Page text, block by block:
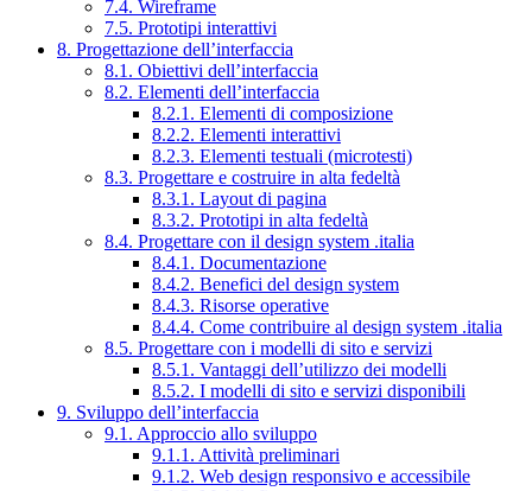
7.4. Wireframe
7.5. Prototipi interattivi
8. Progettazione dell’interfaccia
8.1. Obiettivi dell’interfaccia
8.2. Elementi dell’interfaccia
8.2.1. Elementi di composizione
8.2.2. Elementi interattivi
8.2.3. Elementi testuali (microtesti)
8.3. Progettare e costruire in alta fedeltà
8.3.1. Layout di pagina
8.3.2. Prototipi in alta fedeltà
8.4. Progettare con il design system .italia
8.4.1. Documentazione
8.4.2. Benefici del design system
8.4.3. Risorse operative
8.4.4. Come contribuire al design system .italia
8.5. Progettare con i modelli di sito e servizi
8.5.1. Vantaggi dell’utilizzo dei modelli
8.5.2. I modelli di sito e servizi disponibili
9. Sviluppo dell’interfaccia
9.1. Approccio allo sviluppo
9.1.1. Attività preliminari
9.1.2. Web design responsivo e accessibile